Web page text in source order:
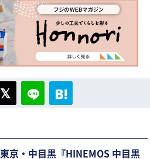
東京・中目黒『HINEMOS 中目黒